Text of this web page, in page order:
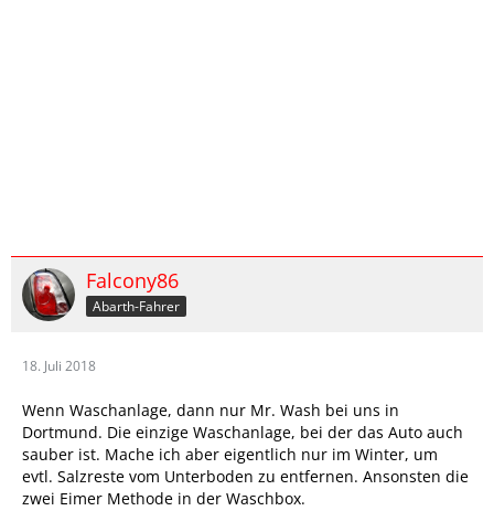
Falcony86
Abarth-Fahrer
18. Juli 2018
Wenn Waschanlage, dann nur Mr. Wash bei uns in
Dortmund. Die einzige Waschanlage, bei der das Auto auch
sauber ist. Mache ich aber eigentlich nur im Winter, um
evtl. Salzreste vom Unterboden zu entfernen. Ansonsten die
zwei Eimer Methode in der Waschbox.